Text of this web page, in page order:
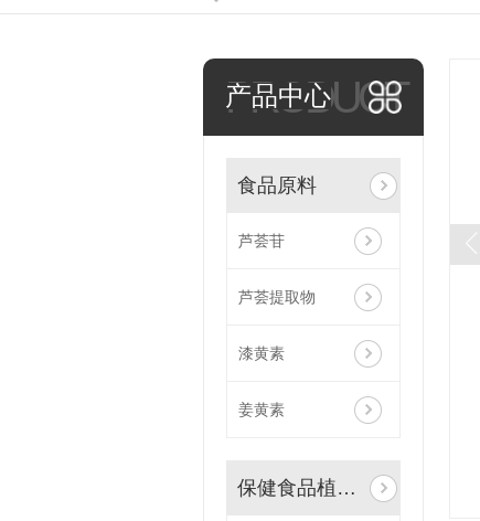
PRODUCT
产品中心
食品原料
芦荟苷
芦荟提取物
漆黄素
姜黄素
保健食品植物原料